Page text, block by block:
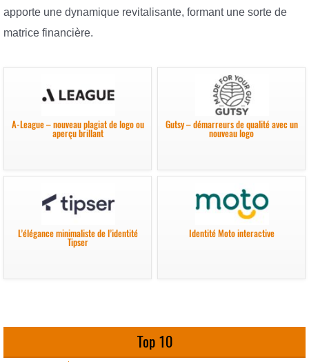
apporte une dynamique revitalisante, formant une sorte de
matrice financière.
A-League – nouveau plagiat de logo ou
aperçu brillant
Gutsy – démarreurs de qualité avec un
nouveau logo
L’élégance minimaliste de l’identité
Tipser
Identité Moto interactive
Top 10